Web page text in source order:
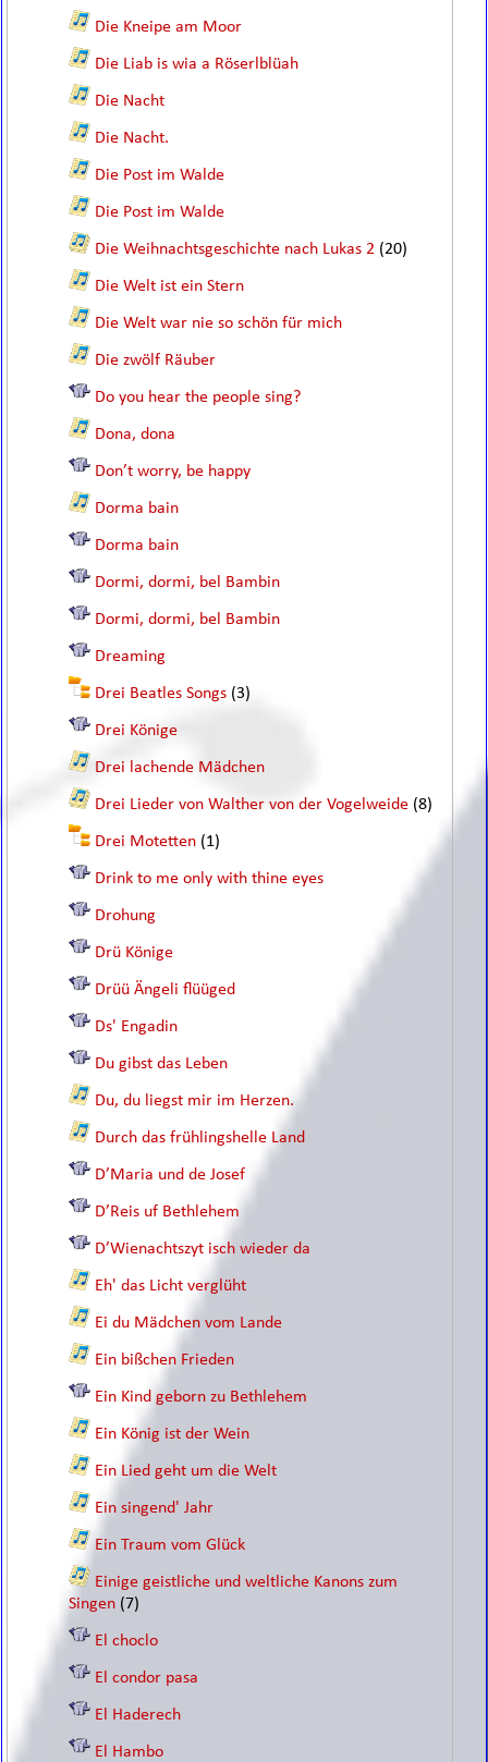
Die Kneipe am Moor
Die Liab is wia a Röserlblüah
Die Nacht
Die Nacht.
Die Post im Walde
Die Post im Walde
Die Weihnachtsgeschichte nach Lukas 2 (20)
Die Welt ist ein Stern
Die Welt war nie so schön für mich
Die zwölf Räuber
Do you hear the people sing?
Dona, dona
Don’t worry, be happy
Dorma bain
Dorma bain
Dormi, dormi, bel Bambin
Dormi, dormi, bel Bambin
Dreaming
Drei Beatles Songs (3)
Drei Könige
Drei lachende Mädchen
Drei Lieder von Walther von der Vogelweide (8)
Drei Motetten (1)
Drink to me only with thine eyes
Drohung
Drü Könige
Drüü Ängeli flüüged
Ds' Engadin
Du gibst das Leben
Du, du liegst mir im Herzen.
Durch das frühlingshelle Land
D’Maria und de Josef
D’Reis uf Bethlehem
D’Wienachtszyt isch wieder da
Eh' das Licht verglüht
Ei du Mädchen vom Lande
Ein bißchen Frieden
Ein Kind geborn zu Bethlehem
Ein König ist der Wein
Ein Lied geht um die Welt
Ein singend' Jahr
Ein Traum vom Glück
Einige geistliche und weltliche Kanons zum
Singen (7)
El choclo
El condor pasa
El Haderech
El Hambo